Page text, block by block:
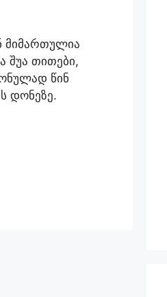
მიმართულია
შუა თითები,
წინ
დონეზე.